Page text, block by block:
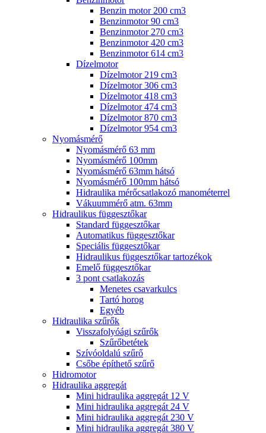
Benzin motor 200 cm3
Benzinmotor 90 cm3
Benzinmotor 270 cm3
Benzinmotor 420 cm3
Benzinmotor 614 cm3
Dízelmotor
Dízelmotor 219 cm3
Dízelmotor 306 cm3
Dízelmotor 418 cm3
Dízelmotor 474 cm3
Dízelmotor 870 cm3
Dízelmotor 954 cm3
Nyomásmérő
Nyomásmérő 63 mm
Nyomásmérő 100mm
Nyomásmérő 63mm hátsó
Nyomásmérő 100mm hátsó
Hidraulika mérőcsatlakozó manométerrel
Vákuummérő atm. 63mm
Hidraulikus függesztőkar
Standard függesztőkar
Automatikus függesztőkar
Speciális függesztőkar
Hidraulikus függesztőkar tartozékok
Emelő függesztőkar
3 pont csatlakozás
Menetes csavarkulcs
Tartó horog
Egyéb
Hidraulika szűrők
Visszafolyóági szűrők
Szűrőbetétek
Szívóoldalú szűrő
Csőbe építhető szűrő
Hidromotor
Hidraulika aggregát
Mini hidraulika aggregát 12 V
Mini hidraulika aggregát 24 V
Mini hidraulika aggregát 230 V
Mini hidraulika aggregát 380 V